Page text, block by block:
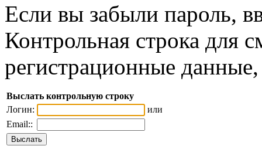
Если вы забыли пароль,
Контрольная строка для
регистрационные
Выслать контрольную строку
Логин:
или
Email::